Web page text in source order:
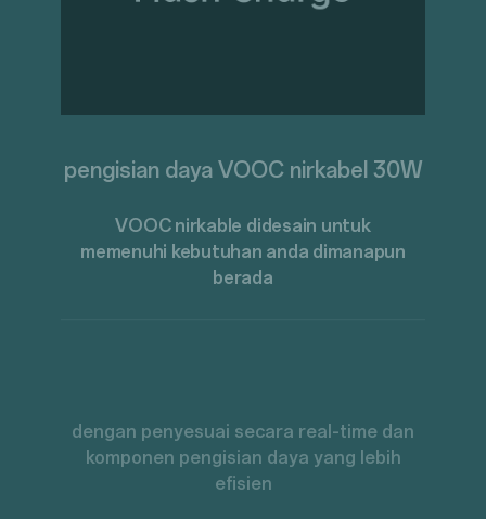
pengisian daya VOOC nirkabel 30W
VOOC nirkable didesain untuk
memenuhi kebutuhan anda dimanapun
berada
dengan penyesuai secara real-time dan
komponen pengisian daya yang lebih
efisien